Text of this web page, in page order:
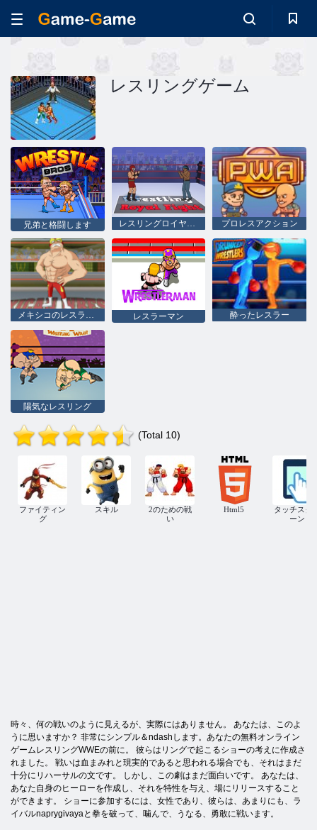
レスリングゲーム
兄弟と格闘します レスリングロイヤルファイト プロレスアクション
メキシコのレスラーのスーパースター レスラーマン 酔ったレスラー
陽気なレスリング
(Total 10)
ファイティン
グ
スキル
2のための戦
い
Html5
タッチスク
ーン
時々、何の戦いのように見えるが、実際にはありません。 あなたは、このよ
うに思いますか？ 非常にシンプル＆ndashします。あなたの無料オンライン
ゲームレスリングWWEの前に。 彼らはリングで起こるショーの考えに作成さ
れました。 戦いは血まみれと現実的であると思われる場合でも、それはまだ
十分にリハーサルの文です。 しかし、この劇はまだ面白いです。 あなたは、
あなた自身のヒーローを作成し、それを特性を与え、場にリリースすること
ができます。 ショーに参加するには、女性であり、彼らは、あまりにも、ラ
イバルnaprygivayaと拳を破って、噛んで、うなる、勇敢に戦います。